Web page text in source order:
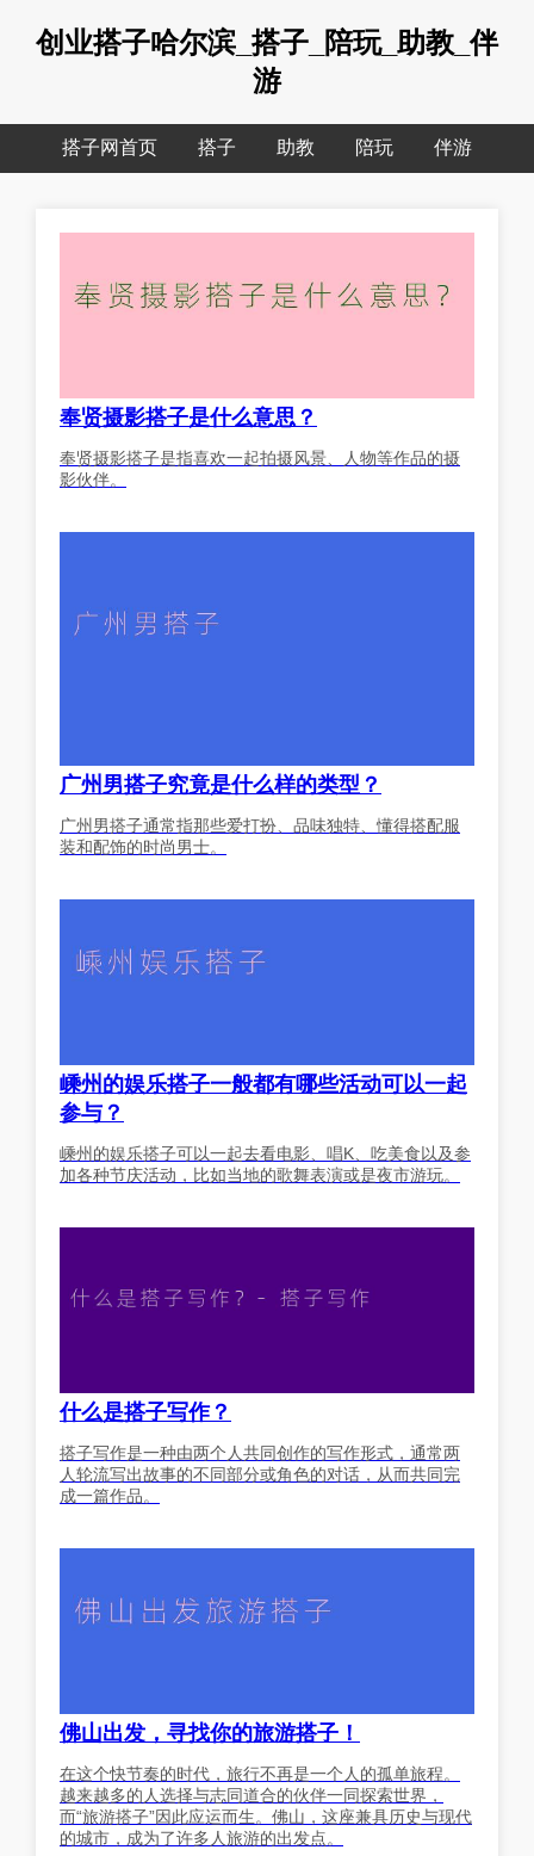
创业搭子哈尔滨_搭子_陪玩_助教_伴
游
搭子网首页 搭子 助教 陪玩 伴游
奉贤摄影搭子是什么意思？
奉贤摄影搭子是指喜欢一起拍摄风景、人物等作品的摄
影伙伴。
广州男搭子究竟是什么样的类型？
广州男搭子通常指那些爱打扮、品味独特、懂得搭配服
装和配饰的时尚男士。
嵊州的娱乐搭子一般都有哪些活动可以一起
参与？
嵊州的娱乐搭子可以一起去看电影、唱K、吃美食以及参
加各种节庆活动，比如当地的歌舞表演或是夜市游玩。
什么是搭子写作？
搭子写作是一种由两个人共同创作的写作形式，通常两
人轮流写出故事的不同部分或角色的对话，从而共同完
成一篇作品。
佛山出发，寻找你的旅游搭子！
在这个快节奏的时代，旅行不再是一个人的孤单旅程。
越来越多的人选择与志同道合的伙伴一同探索世界，
而“旅游搭子”因此应运而生。佛山，这座兼具历史与现代
的城市，成为了许多人旅游的出发点。